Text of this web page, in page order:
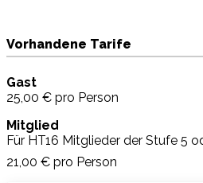
Vorhandene Tarife
Gast
25,00 € pro Person
Mitglied
Für HT16 Mitglieder der Stufe 5
21,00 € pro Person